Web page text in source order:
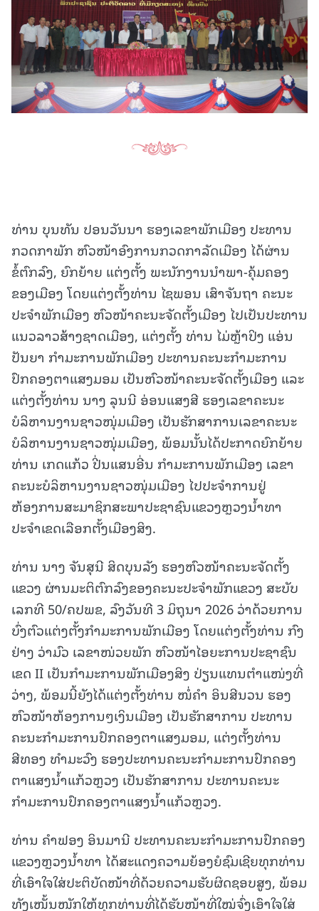
ທ່ານ ບຸນທັນ ປອນວັນນາ ຮອງເລຂາພັກເມືອງ ປະທານ
ກວດກາພັກ ຫົວໜ້າອົງການກວດກາລັດເມືອງ ໄດ້ຜ່ານ
ຂໍ້ຕົກລົງ, ຍົກຍ້າຍ ແຕ່ງຕັ້ງ ພະນັກງານນໍາພາ-ຄຸ້ມຄອງ
ຂອງເມືອງ ໂດຍແຕ່ງຕັ້ງທ່ານ ໄຊພອນ ເສົາຈັນຖາ ຄະນະ
ປະຈຳພັກເມືອງ ຫົວໜ້າຄະນະຈັດຕັ້ງເມືອງ ໄປເປັນປະທານ
ແນວລາວສ້າງຊາດເມືອງ, ແຕ່ງຕັ້ງ ທ່ານ ໄມ່ຫຼ້າປິງ ແອ່ນ
ປັນຍາ ກຳມະການພັກເມືອງ ປະທານຄະນະກຳມະການ
ປົກຄອງຕາແສງມອມ ເປັນຫົວໜ້າຄະນະຈັດຕັ້ງເມືອງ ແລະ
ແຕ່ງຕັ້ງທ່ານ ນາງ ລຸນນີ ອ່ອນແສງສີ ຮອງເລຂາຄະນະ
ບໍລິຫານງານຊາວໜຸ່ມເມືອງ ເປັນຮັກສາການເລຂາຄະນະ
ບໍລິຫານງານຊາວໜຸ່ມເມືອງ, ພ້ອມນັ້ນໄດ້ປະກາດຍົກຍ້າຍ
ທ່ານ ເກດແກ້ວ ປີ່ນແສນອີ່ນ ກຳມະການພັກເມືອງ ເລຂາ
ຄະນະບໍລິຫານງານຊາວໜຸ່ມເມືອງ ໄປປະຈຳການຢູ່
ຫ້ອງການສະມາຊິກສະພາປະຊາຊົນແຂວງຫຼວງນໍ້າທາ
ປະຈຳເຂດເລືອກຕັ້ງເມືອງສິງ.
ທ່ານ ນາງ ຈັນສຸນີ ສິດບຸນລັງ ຮອງຫົວໜ້າຄະນະຈັດຕັ້ງ
ແຂວງ ຜ່ານມະຕິຕົກລົງຂອງຄະນະປະຈຳພັກແຂວງ ສະບັບ
ເລກທີ 50/ຄປພຂ, ລົງວັນທີ 3 ມິຖຸນາ 2026 ວ່າດ້ວຍການ
ບົ່ງຕົວແຕ່ງຕັ້ງກຳມະການພັກເມືອງ ໂດຍແຕ່ງຕັ້ງທ່ານ ກົງ
ຢ່າງ ວ່າມົວ ເລຂາໜ່ວຍພັກ ຫົວໜ້າໄອຍະການປະຊາຊົນ
ເຂດ II ເປັນກຳມະການພັກເມືອງສິງ ປ່ຽນແທນຕຳແໜ່ງທີ່
ວ່າງ, ພ້ອມນີ້ຍັງໄດ້ແຕ່ງຕັ້ງທ່ານ ໜໍ່ຄຳ ອິນສີນວນ ຮອງ
ຫົວໜ້າຫ້ອງການໆເງິນເມືອງ ເປັນຮັກສາການ ປະທານ
ຄະນະກຳມະການປົກຄອງຕາແສງມອມ, ແຕ່ງຕັ້ງທ່ານ
ສີທອງ ທຳມະວົງ ຮອງປະທານຄະນະກຳມະການປົກຄອງ
ຕາແສງນໍ້າແກ້ວຫຼວງ ເປັນຮັກສາການ ປະທານຄະນະ
ກຳມະການປົກຄອງຕາແສງນໍ້າແກ້ວຫຼວງ.
ທ່ານ ຄໍາຟອງ ອິນມານີ ປະທານຄະນະກໍາມະການປົກຄອງ
ແຂວງຫຼວງນ້ຳທາ ໄດ້ສະແດງຄວາມຍ້ອງຍໍຊົມເຊີຍທຸກທ່ານ
ທີ່ເອົາໃຈໃສ່ປະຕິບັດໜ້າທີ່ດ້ວຍຄວາມຮັບຜິດຊອບສູງ, ພ້ອມ
ທັງເໜັ້ນໜັກໃຫ້ທຸກທ່ານທີ່ໄດ້ຮັບໜ້າທີ່ໃໝ່ຈົ່ງເອົາໃຈໃສ່